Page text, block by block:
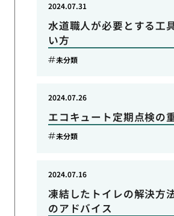
水道職人が必要とする工
い方
2024.07.31
未分類
エコキュート定期点検の
2024.07.26
未分類
凍結したトイレの解決方
のアドバイス
2024.07.16